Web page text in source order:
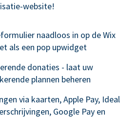
website!
naadloos in op de Wix
als een pop upwidget
donaties - laat uw
plannen beheren
via kaarten, Apple Pay, Ideal
Google Pay en